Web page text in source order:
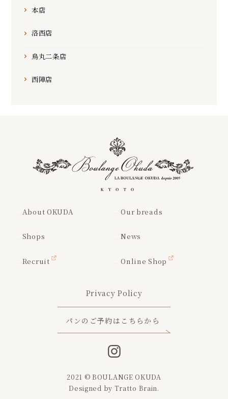
本店
洛西店
烏丸二条店
西陣店
About OKUDA Our breads
Shops News
Recruit Online Shop
Privacy Policy
パンのご予約はこちらから
2021 © BOULANGE OKUDA
Designed by Tratto Brain.